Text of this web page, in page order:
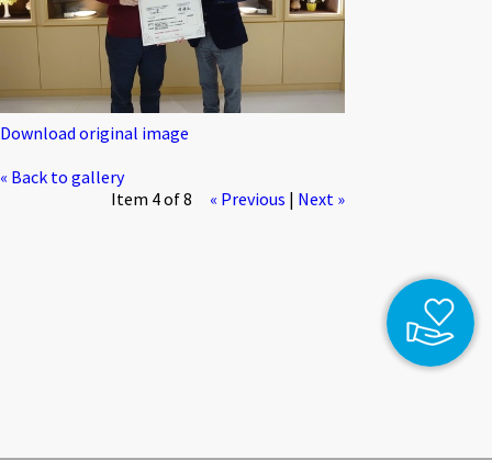
Download original image
« Back to gallery
Item 4 of 8
« Previous | Next »